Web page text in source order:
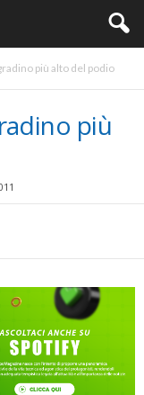
più alto del podio
più